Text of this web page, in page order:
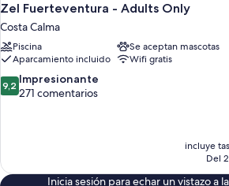
Zel Fuerteventura - Adults Only
Costa Calma
Piscina
Se aceptan mascotas
Aparcamiento incluido
Wifi gratis
9.2
sobre
9,2 Impresionante
271 comentarios
incluye
Del
Inicia sesión para echar un vistazo a